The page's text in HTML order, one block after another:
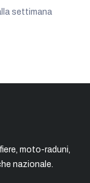
settimana
moto-raduni,
nazionale.